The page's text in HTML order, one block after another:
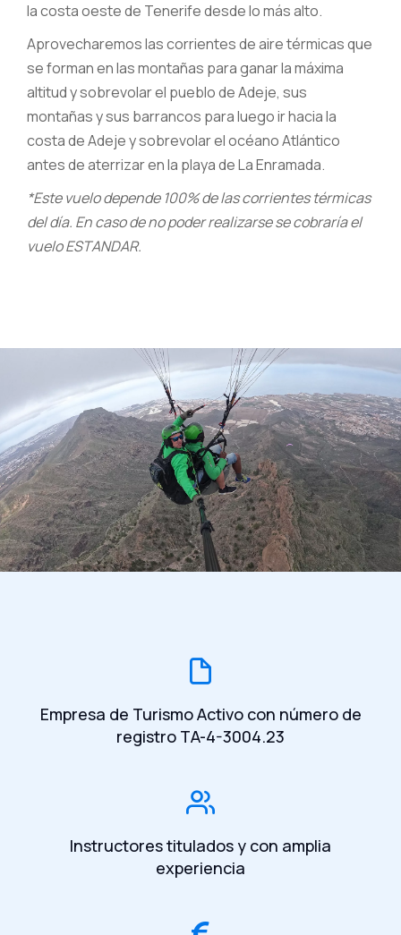
la costa oeste de Tenerife desde lo más alto.
Aprovecharemos las corrientes de aire térmicas que
se forman en las montañas para ganar la máxima
altitud y sobrevolar el pueblo de Adeje, sus
montañas y sus barrancos para luego ir hacia la
costa de Adeje y sobrevolar el océano Atlántico
antes de aterrizar en la playa de La Enramada.
*Este vuelo depende 100% de las corrientes térmicas
del día. En caso de no poder realizarse se cobraría el
vuelo ESTANDAR.
Empresa de Turismo Activo con número de
registro TA-4-3004.23
Instructores titulados y con amplia
experiencia